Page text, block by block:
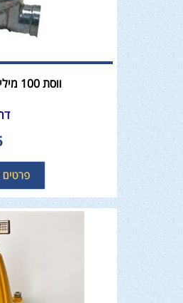
ווסת 100 מיליבר / 4 קג"ש CLESS